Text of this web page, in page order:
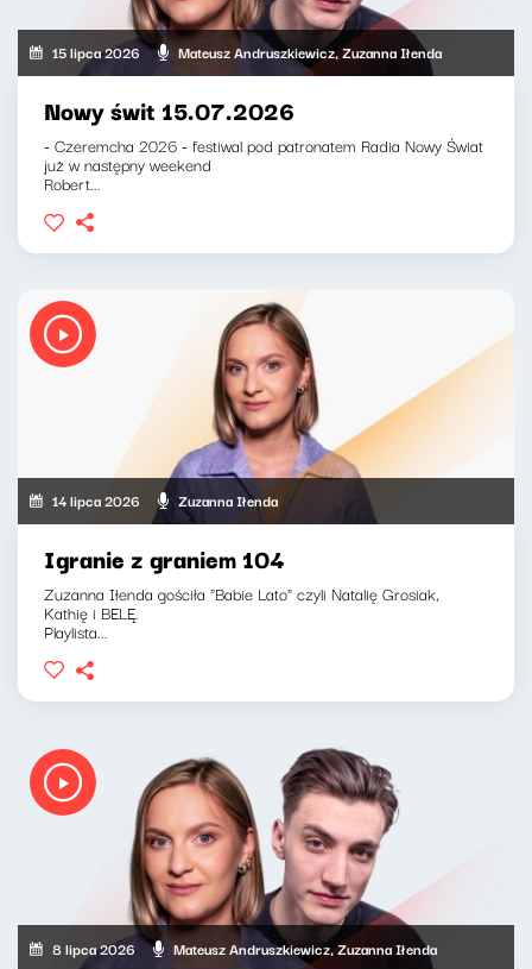
15 lipca 2026 Mateusz Andruszkiewicz, Zuzanna Iłenda
Nowy świt 15.07.2026
- Czeremcha 2026 - festiwal pod patronatem Radia Nowy Świat
już w następny weekend
Robert...
14 lipca 2026 Zuzanna Iłenda
Igranie z graniem 104
Zuzanna Iłenda gościła "Babie Lato" czyli Natalię Grosiak,
Kathię i BELĘ.
Playlista...
8 lipca 2026 Mateusz Andruszkiewicz, Zuzanna Iłenda